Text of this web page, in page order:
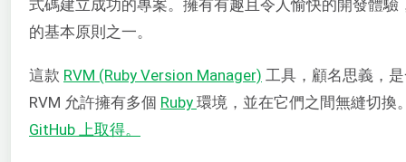
式碼建立成功的專案。擁有有趣且令人愉快的開發體驗
的基本原則之一。
這款 RVM (Ruby Version Manager) 工具，顧名思義，
RVM 允許擁有多個 Ruby 環境，並在它們之間無縫切換
GitHub 上取得。